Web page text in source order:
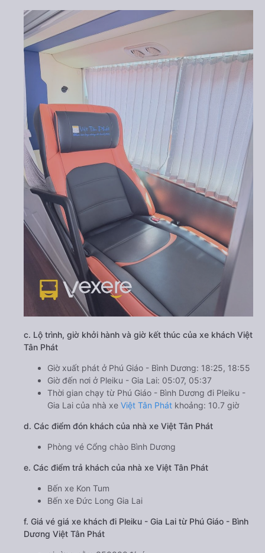
c. Lộ trình, giờ khởi hành và giờ kết thúc của xe khách Việt
Tân Phát
Giờ xuất phát ở Phú Giáo - Bình Dương: 18:25, 18:55
Giờ đến nơi ở Pleiku - Gia Lai: 05:07, 05:37
Thời gian chạy từ Phú Giáo - Bình Dương đi Pleiku -
Gia Lai của nhà xe Việt Tân Phát khoảng: 10.7 giờ
d. Các điểm đón khách của nhà xe Việt Tân Phát
Phòng vé Cổng chào Bình Dương
e. Các điểm trả khách của nhà xe Việt Tân Phát
Bến xe Kon Tum
Bến xe Đức Long Gia Lai
f. Giá vé giá xe khách đi Pleiku - Gia Lai từ Phú Giáo - Bình
Dương Việt Tân Phát